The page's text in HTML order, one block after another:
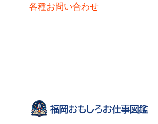
各種お問い合わせ